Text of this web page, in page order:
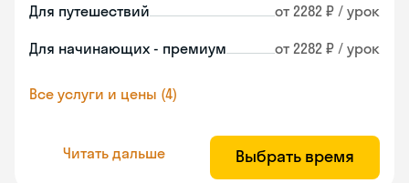
Для путешествий от 2282 ₽ / урок
Для начинающих - премиум от 2282 ₽ / урок
Все услуги и цены (4)
Читать дальше Выбрать время